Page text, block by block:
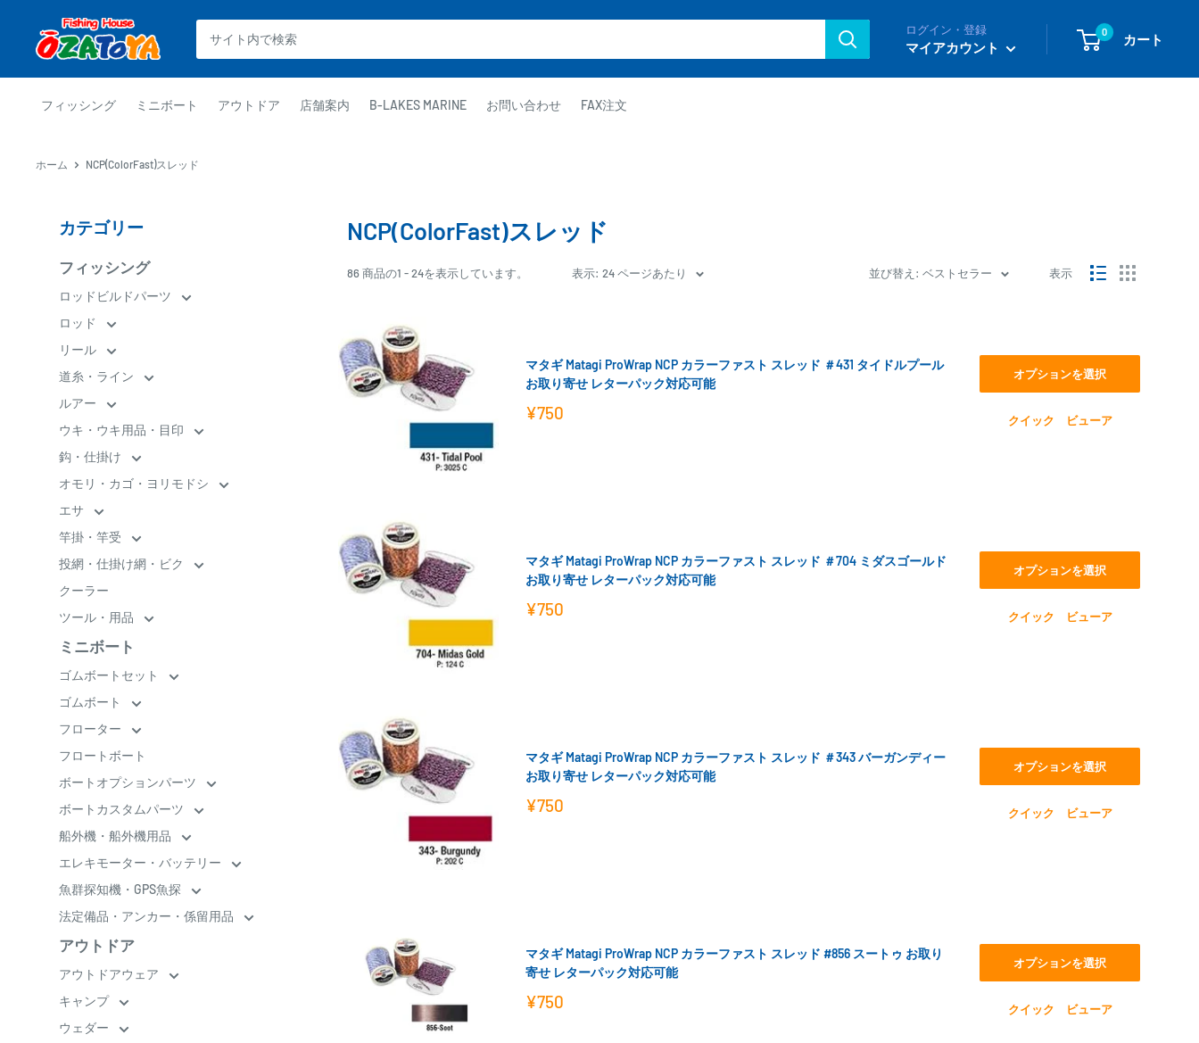
ン
釣
具
通
ログイン・登録
マイアカウント
0 カート
フィッシング ミニボート アウトドア 店舗案内 B-LAKES MARINE お問い合わせ FAX注文
ホーム NCP(ColorFast)スレッド
カテゴリー
フィッシング
ロッドビルドパーツ
ロッド
リール
道糸・ライン
ルアー
ウキ・ウキ用品・目印
鈎・仕掛け
オモリ・カゴ・ヨリモドシ
エサ
竿掛・竿受
投網・仕掛け網・ビク
クーラー
ツール・用品
ミニボート
ゴムボートセット
ゴムボート
フローター
フロートボート
ボートオプションパーツ
ボートカスタムパーツ
船外機・船外機用品
エレキモーター・バッテリー
魚群探知機・GPS魚探
法定備品・アンカー・係留用品
アウトドア
アウトドアウェア
キャンプ
ウェダー
NCP(ColorFast)スレッド
86 商品の1 - 24を表示しています。 表示: 24 ページあたり 並び替え: ベストセラー 表示
マタギ Matagi ProWrap NCP カラーファスト スレッド ＃431 タイドルプール
お取り寄せ レターパック対応可能
販
¥750
オプションを選択
クイック ビューア
マタギ Matagi ProWrap NCP カラーファスト スレッド ＃704 ミダスゴールド
お取り寄せ レターパック対応可能
販
¥750
オプションを選択
クイック ビューア
マタギ Matagi ProWrap NCP カラーファスト スレッド ＃343 バーガンディー
お取り寄せ レターパック対応可能
販
¥750
オプションを選択
クイック ビューア
マタギ Matagi ProWrap NCP カラーファスト スレッド #856 スートゥ お取り
寄せ レターパック対応可能
販
¥750
オプションを選択
クイック ビューア